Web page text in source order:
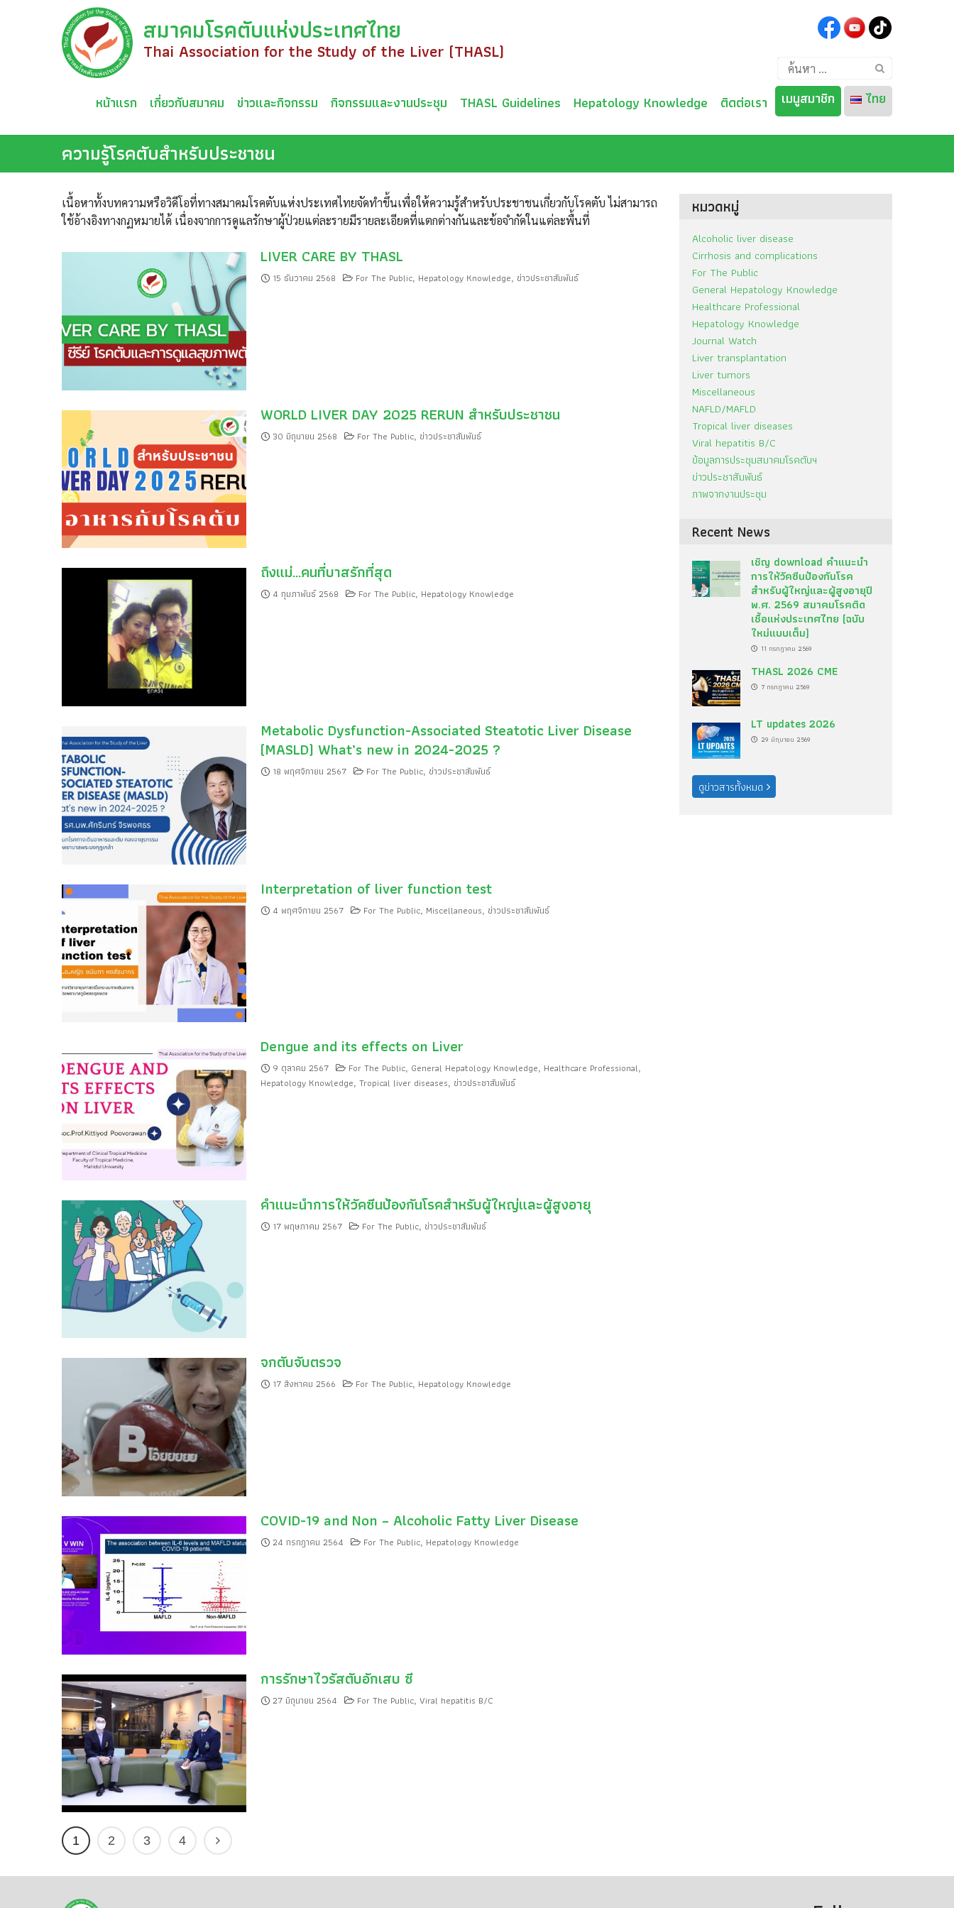
สมาคมโรคตับแห่งประเทศไทย
Thai Association for the Study of the Liver (THASL)
ค้นหา
สำหรับ:
หน้าแรก เกี่ยวกับสมาคม ข่าวและกิจกรรม กิจกรรมและงานประชุม THASL Guidelines Hepatology Knowledge ติดต่อเรา เมนูสมาชิก ไทย
ความรู้โรคตับสำหรับประชาชน
เนื้อหาทั้งบทความหรือวิดีโอที่ทางสมาคมโรคตับแห่งประเทศไทยจัดทำขึ้นเพื่อให้ความรู้สำหรับประชาชนเกี่ยวกับโรคตับ ไม่สามารถ
ใช้อ้างอิงทางกฏหมายได้ เนื่องจากการดูแลรักษาผู้ป่วยแต่ละรายมีรายละเอียดที่แตกต่างกันและข้อจำกัดในแต่ละพื้นที่
LIVER CARE BY THASL
15 ธันวาคม 2568 For The Public, Hepatology Knowledge, ข่าวประชาสัมพันธ์
WORLD LIVER DAY 2025 RERUN สำหรับประชาชน
30 มิถุนายน 2568 For The Public, ข่าวประชาสัมพันธ์
ถึงแม่…คนที่บาสรักที่สุด
4 กุมภาพันธ์ 2568 For The Public, Hepatology Knowledge
Metabolic Dysfunction-Associated Steatotic Liver Disease
(MASLD) What’s new in 2024-2025 ?
18 พฤศจิกายน 2567 For The Public, ข่าวประชาสัมพันธ์
Interpretation of liver function test
4 พฤศจิกายน 2567 For The Public, Miscellaneous ข่าวประชาสัมพันธ์
Dengue and its effects on Liver
9 ตุลาคม 2567 For The Public, General Hepatology Knowledge, Healthcare Professional,
Hepatology Knowledge, Tropical liver diseases, ข่าวประชาสัมพันธ์
คำแนะนำการให้วัคซีนป้องกันโรคสำหรับผู้ใหญ่และผู้สูงอายุ
17 พฤษภาคม 2567 For The Public, ข่าวประชาสัมพันธ์
จกตับจับตรวจ
17 สิงหาคม 2566 For The Public, Hepatology Knowledge
COVID-19 and Non – Alcoholic Fatty Liver Disease
24 กรกฎาคม 2564 For The Public, Hepatology Knowledge
การรักษาไวรัสตับอักเสบ ซี
27 มิถุนายน 2564 For The Public, Viral hepatitis B/C
1 2 3 4
หมวดหมู่
Alcoholic liver disease
Cirrhosis and complications
For The Public
General Hepatology Knowledge
Healthcare Professional
Hepatology Knowledge
Journal Watch
Liver transplantation
Liver tumors
Miscellaneous
NAFLD/MAFLD
Tropical liver diseases
Viral hepatitis B/C
ข้อมูลการประชุมสมาคมโรคตับฯ
ข่าวประชาสัมพันธ์
ภาพจากงานประชุม
Recent News
เชิญ download คำแนะนำ
การให้วัคซีนป้องกันโรค
สำหรับผู้ใหญ่และผู้สูงอายุปี
พ.ศ. 2569 สมาคมโรคติด
เชื้อแห่งประเทศไทย (ฉบับ
ใหม่แบบเต็ม)
11 กรกฎาคม 2569
THASL 2026 CME
7 กรกฎาคม 2569
LT updates 2026
29 มิถุนายน 2569
ดูข่าวสารทั้งหมด